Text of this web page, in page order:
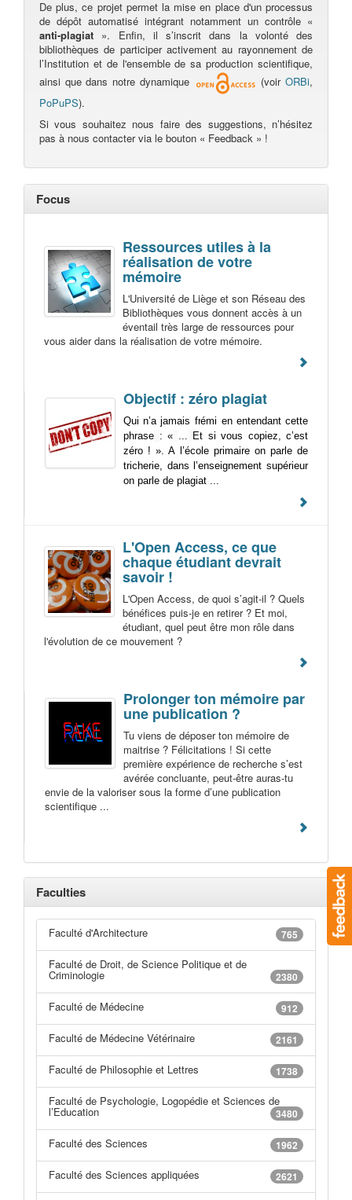
De plus, ce projet permet la mise en place d'un processus
de dépôt automatisé intégrant notamment un contrôle «
anti-plagiat ». Enfin, il s’inscrit dans la volonté des
bibliothèques de participer activement au rayonnement de
l’Institution et de l'ensemble de sa production scientifique,
ainsi que dans notre dynamique
(voirORBi,
PoPuPS).
Si vous souhaitez nous faire des suggestions, n’hésitez
pas à nous contacter via le bouton « Feedback » !
Focus
Ressources utiles à la
réalisation de votre
mémoire
L'Université de Liège et son Réseau des
Bibliothèques vous donnent accès à un
éventail très large de ressources pour
vous aider dans la réalisation de votre mémoire.
Objectif : zéro plagiat
Qui n’a jamais frémi en entendant cette
phrase : « ... Et si vous copiez, c’est
zéro ! ». A l’école primaire on parle de
tricherie, dans l’enseignement supérieur
on parle de plagiat ...
L'Open Access, ce que
chaque étudiant devrait
savoir !
L'Open Access, de quoi s’agit-il ? Quels
bénéfices puis-je en retirer ? Et moi,
étudiant, quel peut être mon rôle dans
l'évolution de ce mouvement ?
Prolonger ton mémoire par
une publication ?
Tu viens de déposer ton mémoire de
maitrise ? Félicitations ! Si cette
première expérience de recherche s’est
avérée concluante, peut-être auras-tu
envie de la valoriser sous la forme d’une publication
scientifique ...
Faculties
Faculté d'Architecture 765
Faculté de Droit, de Science Politique et de
Criminologie 2380
Faculté de Médecine 912
Faculté de Médecine Vétérinaire 2161
Faculté de Philosophie et Lettres 1738
Faculté de Psychologie, Logopédie et Sciences de
l’Education 3480
Faculté des Sciences 1962
Faculté des Sciences appliquées 2621